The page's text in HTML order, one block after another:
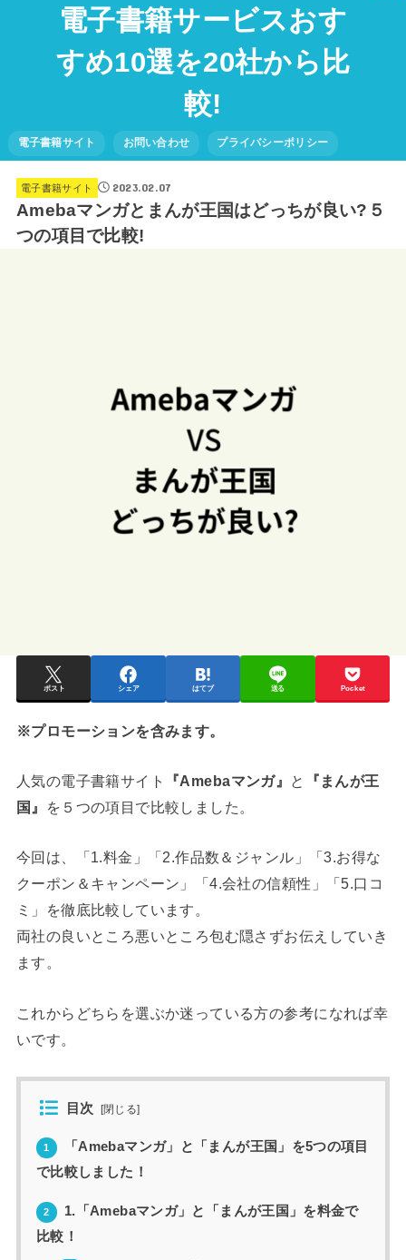
電子書籍サービスおす
すめ10選を20社から比
較!
電子書籍サイト お問い合わせ プライバシーポリシー
電子書籍サイト 2023.02.07
Amebaマンガとまんが王国はどっちが良い?５
つの項目で比較!
ポスト シェア はてブ 送る Pocket
※プロモーションを含みます。
人気の電子書籍サイト 『Amebaマンガ』 と
『まんが王
国』
を５つの項目で比較しました。
今回は、「1.料金」「2.作品数＆ジャンル」「3.お得な
クーポン＆キャンペーン」「4.会社の信頼性」「5.口コ
ミ」を徹底比較しています。
両社の良いところ悪いところ包む隠さずお伝えしていき
ます。
これからどちらを選ぶか迷っている方の参考になれば幸
いです。
目次 [閉じる]
1
「Amebaマンガ」と「まんが王国」を5つの項目
で比較しました！
2
1.「Amebaマンガ」と「まんが王国」を料金で
比較！